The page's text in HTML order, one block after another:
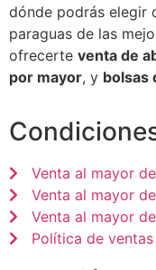
dónde podrás elegir
paraguas de las
ofrecerte venta de
por mayor, y bolsas
Venta al mayor
Venta al mayor
Venta al mayor
Política de